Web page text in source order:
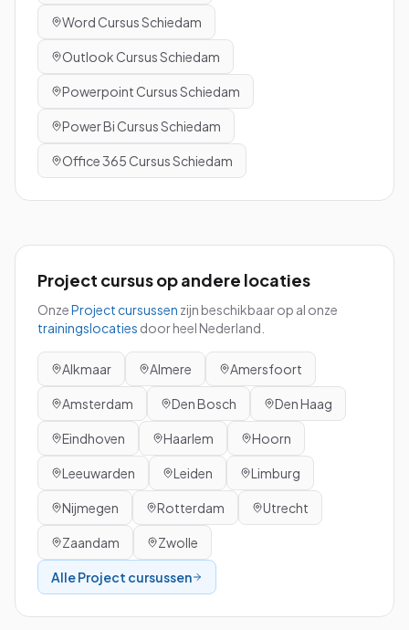
WordCursusSchiedam
OutlookCursusSchiedam
PowerpointCursusSchiedam
Power BiCursusSchiedam
Office 365CursusSchiedam
Project cursusop andere locaties
OnzeProjectcursussen zijn beschikbaar op al onze
trainingslocaties door heel Nederland.
Alkmaar Almere Amersfoort
Amsterdam Den Bosch Den Haag
Eindhoven Haarlem Hoorn
Leeuwarden Leiden Limburg
Nijmegen Rotterdam Utrecht
Zaandam Zwolle
AlleProject cursussen